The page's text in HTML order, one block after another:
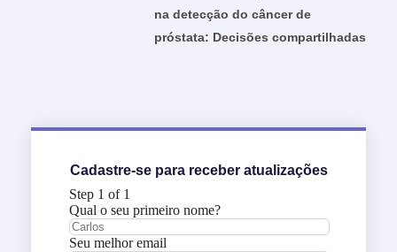
na detecção do câncer de
próstata: Decisões compartilhadas
Cadastre-se para receber atualizações